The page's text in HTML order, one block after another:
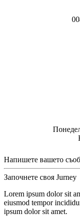
Напишете вашето
Започнете своя Jurney
Lorem ipsum dolor sit
eiusmod tempor
ipsum dolor sit amet.